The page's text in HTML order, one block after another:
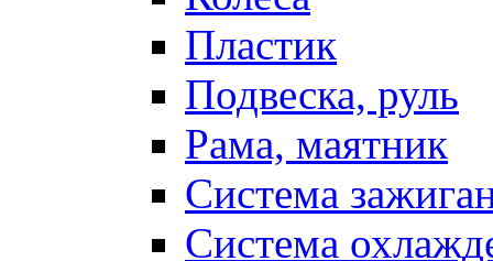
Пластик
Подвеска, руль
Рама, маятник
Система
Система